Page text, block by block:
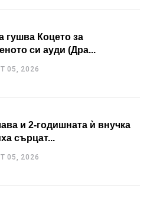
гушва Коцето за
си ауди (Дра...
05, 2026
и 2-годишната ѝ внучка
сърцат...
05, 2026